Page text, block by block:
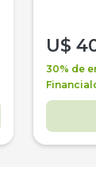
U$
30% de